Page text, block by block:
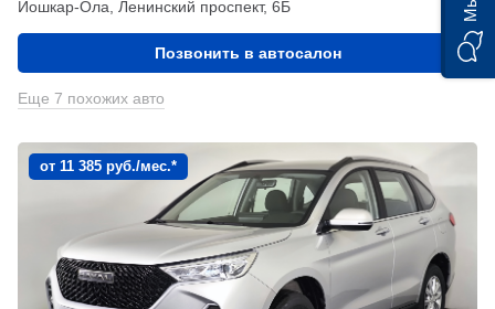
Йошкар-Ола, Ленинский проспект, 6Б
Позвонить в автосалон
Еще 7 похожих авто
от 11 385 руб./мес.*